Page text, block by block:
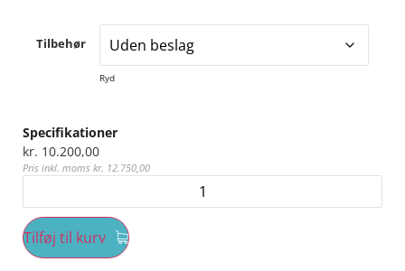
Tilbehør
Ryd
kr. 10.200,00
Pris inkl. moms kr. 12.750,00
Tilføj til kurv